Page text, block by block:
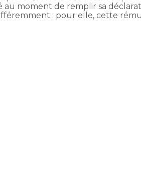
au moment de remplir sa
: pour elle, cette